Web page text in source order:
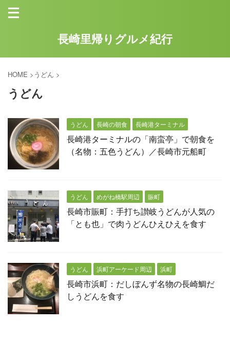
長崎里帰りグルメ紀行
HOME > うどん >
うどん
うどん 長崎の朝食 長崎港ターミナル
長崎港ターミナルの「南蛮亭」で朝食を
（名物：五色うどん）／長崎市元船町
うどん めがね橋駅周辺 賑町
長崎市賑町：手打ち讃岐うどんが人気の
「とも也」で肉うどんひえひえを食す
うどん 浜町アーケード周辺 浜町
長崎市浜町：だしぼんず名物の長崎鯛だ
しうどんを食す